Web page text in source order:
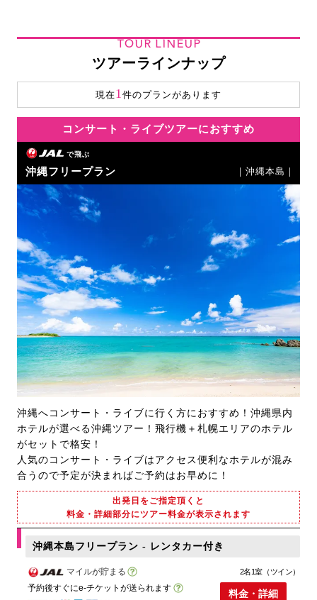
TOUR LINEUP
ツアーラインナップ
現在1 件のプランがあります
コンサート・ライブツアーにおすすめ
で飛ぶ
沖縄フリープラン ｜沖縄本島｜
沖縄へコンサート・ライブに行く方におすすめ！沖縄県内
ホテルが選べる沖縄ツアー！飛行機＋札幌エリアのホテル
がセットで格安！
人気のコンサート・ライブはアクセス便利なホテルが混み
合うので予定が決まればご予約はお早めに！
出発日をご指定頂くと
料金・詳細部分にツアー料金が表示されます
沖縄本島フリープラン - レンタカー付き
マイルが貯まる
予約後すぐにe-チケットが送られます
2名1室（ツイン）
料金・詳細